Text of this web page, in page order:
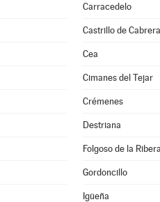
Carracedelo
Castrillo de Cabrera
Cea
Cimanes del Tejar
Crémenes
Destriana
Folgoso de la Ribera
Gordoncillo
Igüeña